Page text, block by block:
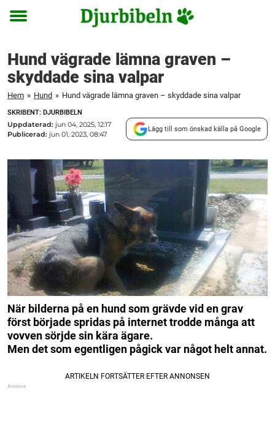
Toggle
Hund vägrade lämna graven –
skyddade sina valpar
Hem » Hund » Hund vägrade lämna graven – skyddade sina valpar
SKRIBENT: DJURBIBELN
Uppdaterad: jun 04, 2025, 12:17
Publicerad: jun 01, 2023, 08:47
Lägg till som önskad källa på Google
När bilderna på en hund som grävde vid en grav
först började spridas på internet trodde många att
vovven sörjde sin kära ägare.
Men det som egentligen pågick var något helt annat.